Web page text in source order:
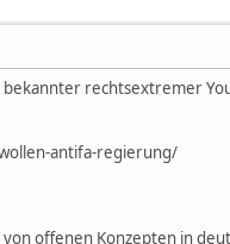
rechtsextremer
antifa-regierung/
offenen Konzepten in